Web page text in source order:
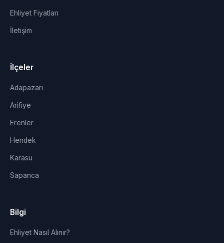
Ehliyet Fiyatları
İletişim
İlçeler
Adapazarı
Arifiye
Erenler
Hendek
Karasu
Sapanca
Bilgi
Ehliyet Nasıl Alınır?